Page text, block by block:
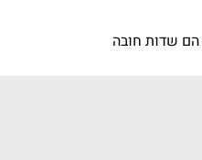
הם שדות חובה